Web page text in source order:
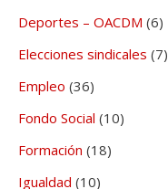
Deportes – OACDM (6)
Elecciones sindicales (7)
Empleo (36)
Fondo Social (10)
Formación (18)
Igualdad (10)